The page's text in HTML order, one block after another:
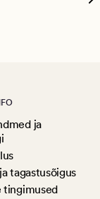
ja
tagastusõigus
tingimused